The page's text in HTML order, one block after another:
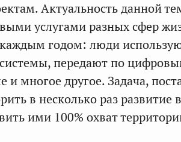
Актуальность данной
услугами разных сфер
каждым годом: люди
передают по
и многое другое. Задача,
в несколько раз развитие
ими 100% охват